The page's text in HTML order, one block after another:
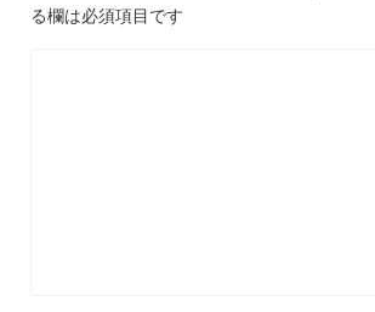
る欄は必須項目です